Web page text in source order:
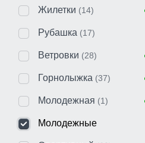
Жилетки (14)
Рубашка (17)
Ветровки (28)
Горнолыжка (37)
Молодежная (1)
Молодежные